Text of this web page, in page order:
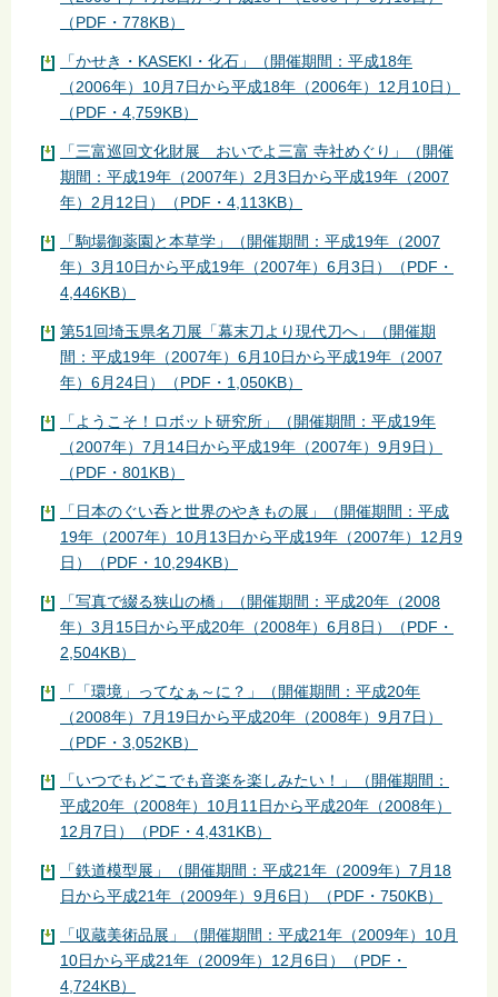
（PDF・778KB）
「かせき・KASEKI・化石」（開催期間：平成18年
（2006年）10月7日から平成18年（2006年）12月10日）
（PDF・4,759KB）
「三富巡回文化財展 おいでよ三富 寺社めぐり」（開催
期間：平成19年（2007年）2月3日から平成19年（2007
年）2月12日）（PDF・4,113KB）
「駒場御薬園と本草学」（開催期間：平成19年（2007
年）3月10日から平成19年（2007年）6月3日）（PDF・
4,446KB）
第51回埼玉県名刀展「幕末刀より現代刀へ」（開催期
間：平成19年（2007年）6月10日から平成19年（2007
年）6月24日）（PDF・1,050KB）
「ようこそ！ロボット研究所」（開催期間：平成19年
（2007年）7月14日から平成19年（2007年）9月9日）
（PDF・801KB）
「日本のぐい呑と世界のやきもの展」（開催期間：平成
19年（2007年）10月13日から平成19年（2007年）12月9
日）（PDF・10,294KB）
「写真で綴る狭山の橋」（開催期間：平成20年（2008
年）3月15日から平成20年（2008年）6月8日）（PDF・
2,504KB）
「「環境」ってなぁ～に？」（開催期間：平成20年
（2008年）7月19日から平成20年（2008年）9月7日）
（PDF・3,052KB）
「いつでもどこでも音楽を楽しみたい！」（開催期間：
平成20年（2008年）10月11日から平成20年（2008年）
12月7日）（PDF・4,431KB）
「鉄道模型展」（開催期間：平成21年（2009年）7月18
日から平成21年（2009年）9月6日）（PDF・750KB）
「収蔵美術品展」（開催期間：平成21年（2009年）10月
10日から平成21年（2009年）12月6日）（PDF・
4,724KB）